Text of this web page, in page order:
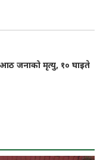
आठ जनाको मृत्यु, १० घाइते